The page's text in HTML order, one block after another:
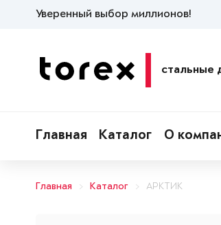
Уверенный выбор миллионов!
стальные
Главная Каталог О
Главная Каталог АРКТИК